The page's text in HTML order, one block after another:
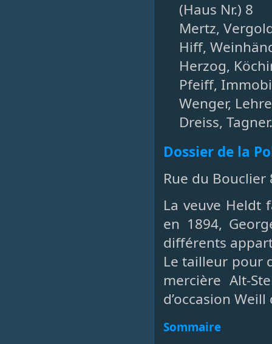
(Haus Nr.) 8
Mertz,
Hiff,
Herzog,
Pfeiff,
Wenger,
Dreiss,
Dossier de la
Rue du Bouclier
La veuve Heldt
en 1894,
différents
Le tailleur pour
mercière Alt-
d’occasion
Sommaire